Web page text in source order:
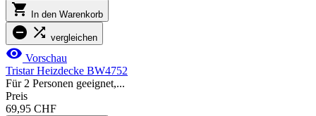
 In den Warenkorb
  vergleichen
 Vorschau
Tristar Heizdecke BW4752
Für 2 Personen geeignet,...
Preis
69,95 CHF